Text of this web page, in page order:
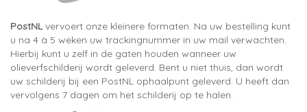
PostNLvervoert onze kleinere formaten. Na uw bestelling kunt
u na 4 à 5 weken uw trackingnummer in uw mail verwachten.
Hierbij kunt u zelf in de gaten houden wanneer uw
olieverfschilderij wordt geleverd. Bent u niet thuis, dan wordt
uw schilderij bij een PostNL ophaalpunt geleverd. U heeft dan
vervolgens 7 dagen om het schilderij op te halen.